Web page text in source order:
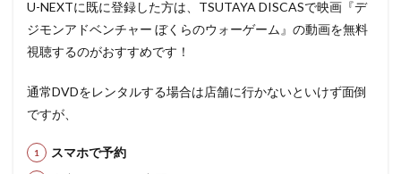
U-NEXTに既に登録した方は、TSUTAYA DISCASで映画『デ
ジモンアドベンチャー ぼくらのウォーゲーム』の動画を無料
視聴するのがおすすめです！
通常DVDをレンタルする場合は店舗に行かないといけず面倒
ですが、
スマホで予約